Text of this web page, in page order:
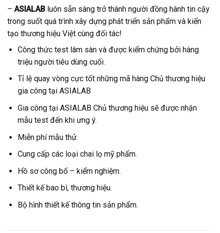
– ASIALAB luôn sẵn sàng trở thành người đồng hành tin cậy
trong suốt quá trình xây dựng phát triển sản phẩm và kiến
tạo thương hiệu Việt cùng đối tác!
Công thức test lâm sàn và được kiểm chứng bởi hàng
triệu người tiêu dùng cuối.
Tỉ lệ quay vòng cực tốt những mã hàng Chủ thương hiệu
gia công tại ASIALAB
Gia công tại ASIALAB Chủ thương hiệu sẽ được nhận
mẫu test đến khi ưng ý.
Miễn phí mẫu thử.
Cung cấp các loại chai lọ mỹ phẩm.
Hồ sơ công bố – kiểm nghiệm.
Thiết kế bao bì, thương hiệu.
Bộ hình thiết kế thông tin sản phẩm.